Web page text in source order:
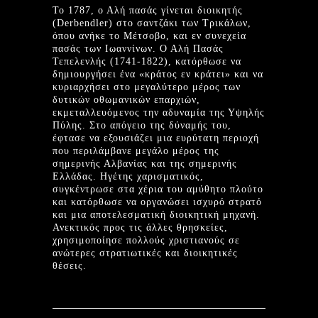
Το 1787, ο Αλή πασάς γίνεται διοικητής
(Derbendler) στο σαντζάκι των Τρικάλων,
όπου ανήκε το Μέτσοβο, και εν συνεχεία
πασάς των Ιωαννίνων. Ο Αλή Πασάς
Τεπελενλής (1741-1822), κατόρθωσε να
δημιουργήσει ένα «κράτος εν κράτει» και να
κυριαρχήσει στο μεγαλύτερο μέρος των
δυτικών οθωμανικών επαρχιών,
εκμεταλλευόμενος την αδυναμία της Υψηλής
Πύλης. Στο απόγειο της δύναμής του,
έφτασε να εξουσιάζει μια ευρύτατη περιοχή
που περιλάμβανε μεγάλο μέρος της
σημερινής Αλβανίας και της σημερινής
Ελλάδας. Ηγέτης χαρισματικός,
συγκέντρωσε στα χέρια του αμύθητο πλούτο
και κατόρθωσε να οργανώσει ισχυρό στρατό
και μια αποτελεσματική διοικητική μηχανή.
Ανεκτικός προς τις άλλες θρησκείες,
χρησιμοποίησε πολλούς χριστιανούς σε
ανώτερες στρατιωτικές και διοικητικές
θέσεις.